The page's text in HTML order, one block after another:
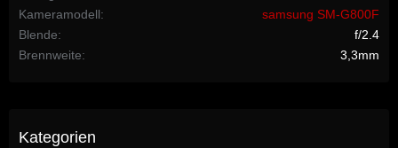
Kameramodell
samsung SM-G800F
Blende
f/2.4
Brennweite
3,3mm
Kategorien